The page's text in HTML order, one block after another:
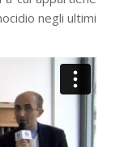
negli ultimi